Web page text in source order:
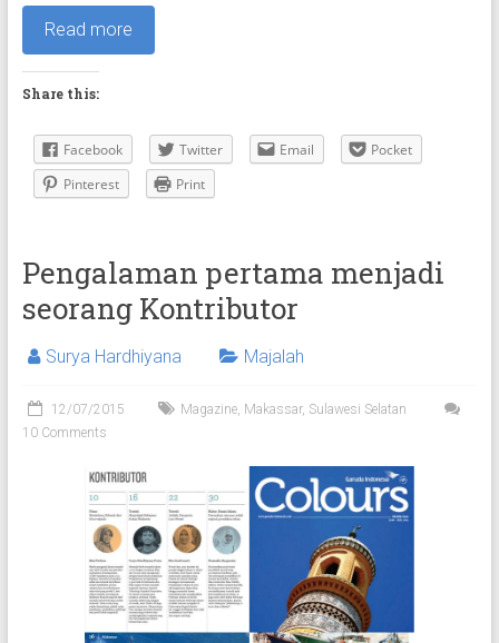
Read more
Share this:
Facebook Twitter Email
Pocket
Pinterest
Print
Pengalaman pertama menjadi
seorang Kontributor
Surya Hardhiyana Majalah
12/07/2015 Magazine, Makassar, Sulawesi Selatan
10 Comments